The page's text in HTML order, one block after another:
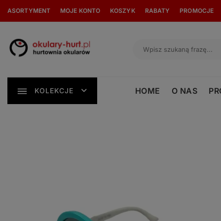
ASORTYMENT MOJE KONTO KOSZYK RABATY PROMOCJE
KOLEKCJE HOME O NAS